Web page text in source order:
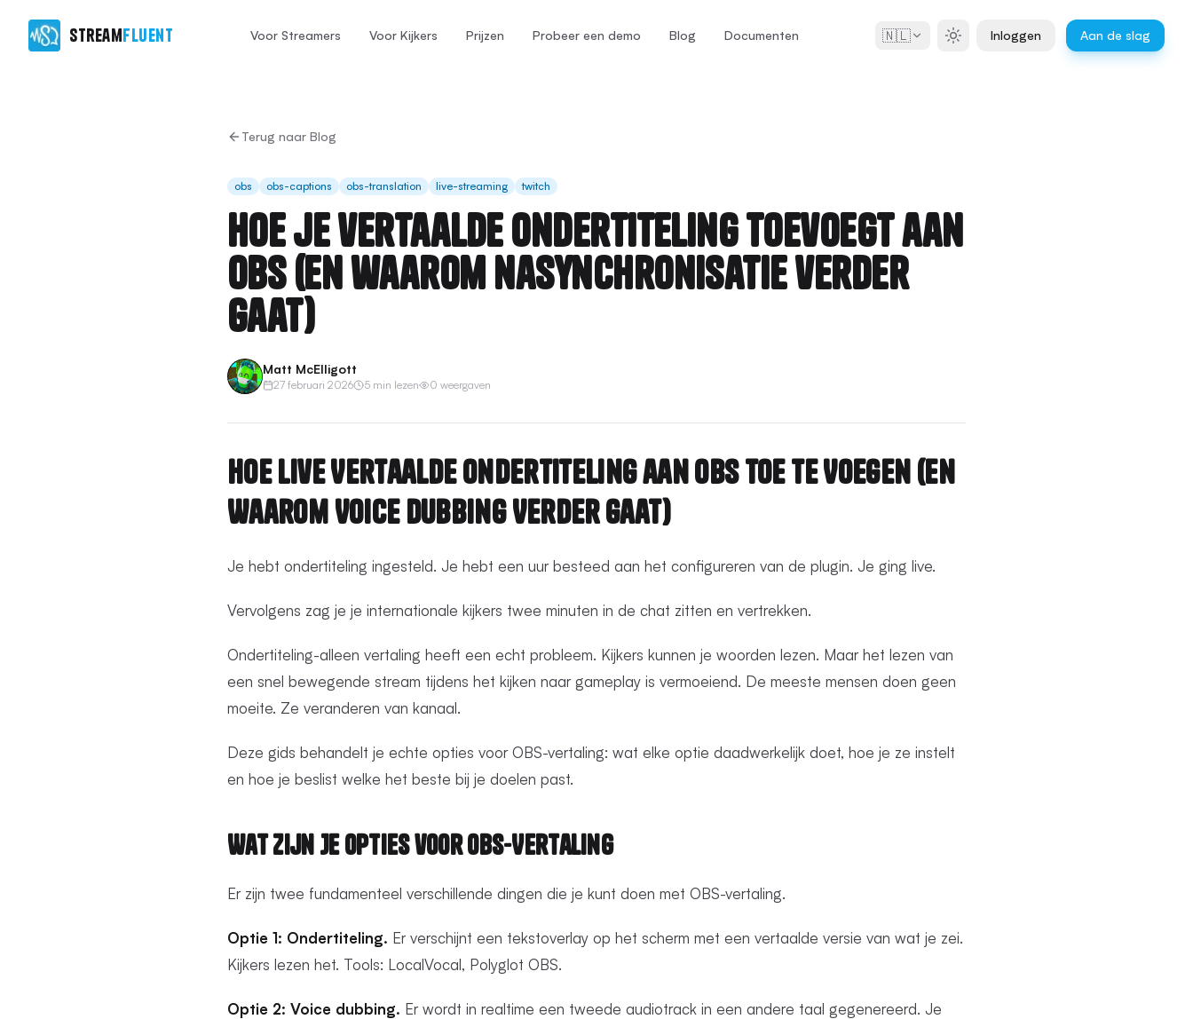
StreamFluent Voor Streamers Voor Kijkers Prijzen Probeer een demo Blog Documenten 🇳🇱 Inloggen Aan de slag
Terug naar Blog
obs obs-captions obs-translation live-streaming twitch
Hoe je vertaalde ondertiteling toevoegt aan
OBS (en waarom nasynchronisatie verder
gaat)
Matt McElligott
27 februari 2026 5 min lezen 0 weergaven
Hoe Live Vertaalde Ondertiteling aan OBS Toe te Voegen (En
Waarom Voice Dubbing Verder Gaat)
Je hebt ondertiteling ingesteld. Je hebt een uur besteed aan het configureren van de plugin. Je ging live.
Vervolgens zag je je internationale kijkers twee minuten in de chat zitten en vertrekken.
Ondertiteling-alleen vertaling heeft een echt probleem. Kijkers kunnen je woorden lezen. Maar het lezen van
een snel bewegende stream tijdens het kijken naar gameplay is vermoeiend. De meeste mensen doen geen
moeite. Ze veranderen van kanaal.
Deze gids behandelt je echte opties voor OBS-vertaling: wat elke optie daadwerkelijk doet, hoe je ze instelt
en hoe je beslist welke het beste bij je doelen past.
Wat Zijn Je Opties voor OBS-Vertaling
Er zijn twee fundamenteel verschillende dingen die je kunt doen met OBS-vertaling.
Optie 1: Ondertiteling. Er verschijnt een tekstoverlay op het scherm met een vertaalde versie van wat je zei.
Kijkers lezen het. Tools: LocalVocal, Polyglot OBS.
Optie 2: Voice dubbing. Er wordt in realtime een tweede audiotrack in een andere taal gegenereerd. Je